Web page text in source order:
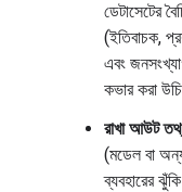
ডেটাসেটের
(ইতিবাচক,
এবং
কভার করা
রাখা আউট
(মডেল বা
ব্যবহারের